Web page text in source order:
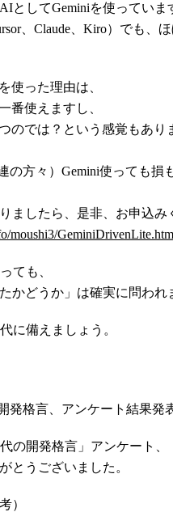
としてGeminiを使っていま
、Claude、Kiro）でも、
使った理由は、
番使えますし、
のでは？という感覚もあり
の方々）Gemini使っても損
ましたら、是非、お申込み
moushi3/
ても、
かどうか」は確実に問われ
に備えましょう。
発格言、アンケート結果発
の開発格言」アンケート、
とうございました。
）